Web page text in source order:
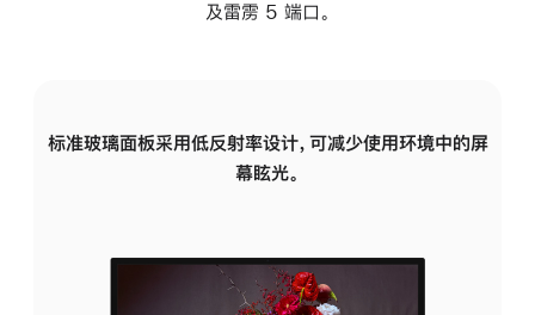
及雷雳 5 端口。
标准玻璃面板采用低反射率设计，可减少使用环境中的屏
幕眩光。